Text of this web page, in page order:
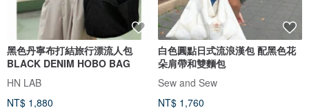
黑色丹寧布打結旅行漂流人包
BLACK DENIM HOBO BAG
HN LAB
NT$ 1,880
白色圓點日式流浪漢包 配黑色花
朵肩帶和雙麵包
Sew and Sew
NT$ 1,760